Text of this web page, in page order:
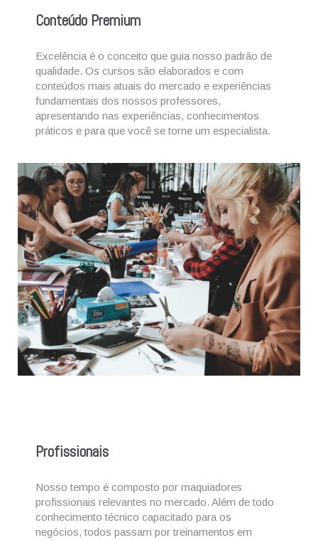
Conteúdo Premium
Excelência é o conceito que guia nosso padrão de
qualidade. Os cursos são elaborados e com
conteúdos mais atuais do mercado e experiências
fundamentais dos nossos professores,
apresentando nas experiências, conhecimentos
práticos e para que você se torne um especialista.
Profissionais
Nosso tempo é composto por maquiadores
profissionais relevantes no mercado. Além de todo
conhecimento técnico capacitado para os
negócios, todos passam por treinamentos em